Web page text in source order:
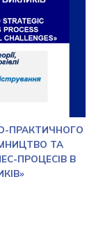
ПРАКТИЧНОГО
ТА
ПРОЦЕСІВ В